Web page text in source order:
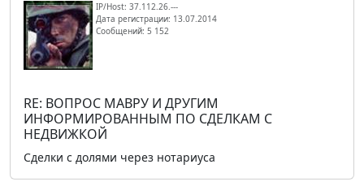
IP/Host: 37.112.26.---
Дата регистрации: 13.07.2014
Сообщений: 5 152
RE: ВОПРОС МАВРУ И ДРУГИМ
ИНФОРМИРОВАННЫМ ПО СДЕЛКАМ С
НЕДВИЖКОЙ
Сделки с долями через нотариуса